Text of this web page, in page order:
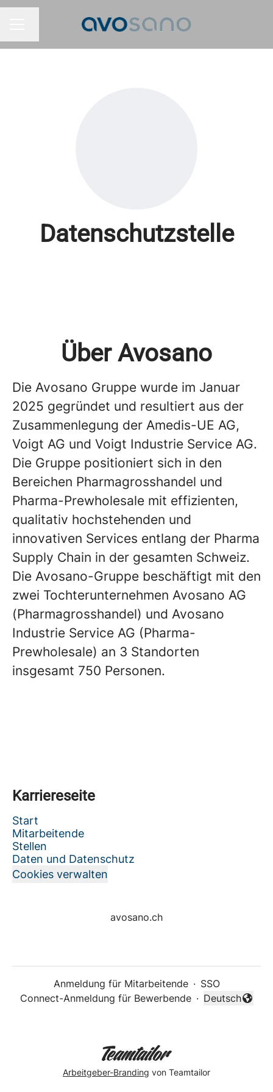
Sprache ändern
Datenschutzstelle
Über Avosano
Die Avosano Gruppe wurde im Januar
2025 gegründet und resultiert aus der
Zusammenlegung der Amedis-UE AG,
Voigt AG und Voigt Industrie Service AG.
Die Gruppe positioniert sich in den
Bereichen Pharmagrosshandel und
Pharma-Prewholesale mit effizienten,
qualitativ hochstehenden und
innovativen Services entlang der Pharma
Supply Chain in der gesamten Schweiz.
Die Avosano-Gruppe beschäftigt mit den
zwei Tochterunternehmen Avosano AG
(Pharmagrosshandel) und Avosano
Industrie Service AG (Pharma-
Prewholesale) an 3 Standorten
insgesamt 750 Personen.
Karriereseite
Start
Mitarbeitende
Stellen
Daten und Datenschutz
Cookies verwalten
avosano.ch
Anmeldung für Mitarbeitende · SSO
Connect-Anmeldung für Bewerbende ·
Sprache
Deutsch
Arbeitgeber-Branding von Teamtailor